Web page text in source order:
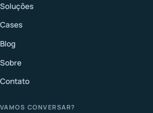
Soluções
Cases
Blog
Sobre
Contato
VAMOS CONVERSAR?